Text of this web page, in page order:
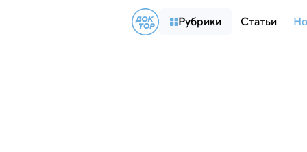
Рубрики Статьи